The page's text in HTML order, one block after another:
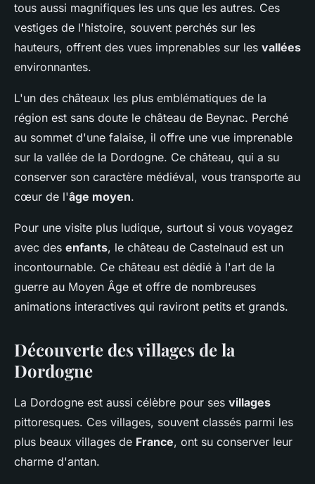
tous aussi magnifiques les uns que les autres. Ces
vestiges de l'histoire, souvent perchés sur les
hauteurs, offrent des vues imprenables sur les vallées
environnantes.
L'un des châteaux les plus emblématiques de la
région est sans doute le château de Beynac. Perché
au sommet d'une falaise, il offre une vue imprenable
sur la vallée de la Dordogne. Ce château, qui a su
conserver son caractère médiéval, vous transporte au
cœur de l'âge moyen.
Pour une visite plus ludique, surtout si vous voyagez
avec des enfants, le château de Castelnaud est un
incontournable. Ce château est dédié à l'art de la
guerre au Moyen Âge et offre de nombreuses
animations interactives qui raviront petits et grands.
Découverte des villages de la
Dordogne
La Dordogne est aussi célèbre pour ses villages
pittoresques. Ces villages, souvent classés parmi les
plus beaux villages de France, ont su conserver leur
charme d'antan.